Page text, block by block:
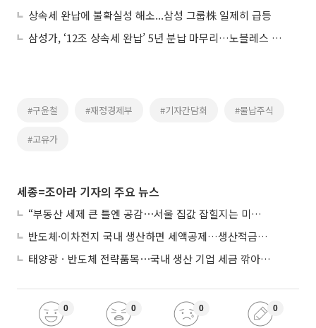
상속세 완납에 불확실성 해소...삼성 그룹株 일제히 급등
삼성가, ‘12조 상속세 완납’ 5년 분납 마무리…노블레스 오블리주 실천
#구윤철 #재정경제부 #기자간담회 #물납주식
#고유가
세종=조아라 기자의 주요 뉴스
“부동산 세제 큰 틀엔 공감⋯서울 집값 잡힐지는 미지수”
반도체·이차전지 국내 생산하면 세액공제…생산적금융 ISA 신설
태양광ㆍ반도체 전략품목⋯국내 생산 기업 세금 깎아준다
0 0 0 0